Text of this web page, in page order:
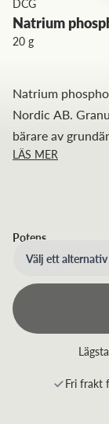
DCG
Natrium
20 g
Natrium
Nordic AB. Granuler tillverkade av DCG har sackaros som
bärare av
LÄS MER
Potens
Välj ett alternativ
Fri frakt